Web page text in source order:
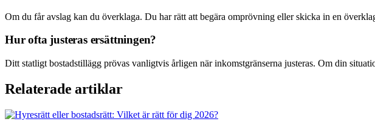
Om du får avslag kan du överklaga. Du har rätt att begära omprövning eller skicka in en
Hur ofta justeras ersättningen?
Ditt statligt bostadstillägg prövas vanligtvis årligen när inkomstgränserna justeras. Om din
Relaterade artiklar